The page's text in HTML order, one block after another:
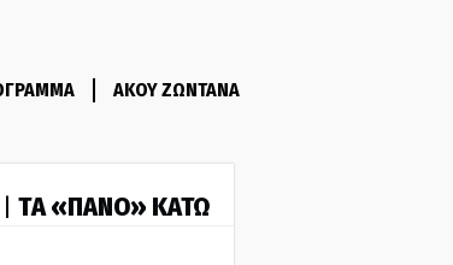
ΑΚΟΥ ΖΩΝΤΑΝΑ
ΤA «ΠΑΝΟ» ΚΑΤΩ